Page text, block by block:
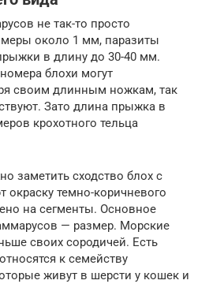
не так-то просто
около 1 мм, паразиты
в длину до 30-40 мм.
блохи могут
своим длинным ножкам, так
Зато длина прыжка в
крохотного тельца
заметить сходство блох с
темно-коричневого
на сегменты. Основное
— размер. Морские
своих сородичей. Есть
к семейству
живут в шерсти у кошек и